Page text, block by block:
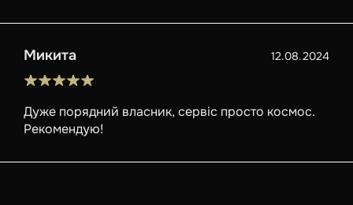
Микита 12.08.2024
Дуже порядний власник, сервіс просто космос.
Рекомендую!